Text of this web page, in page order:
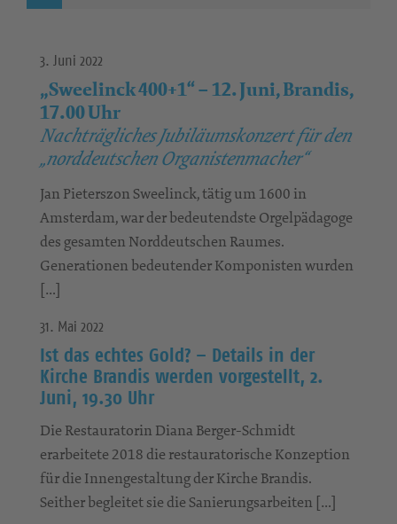
3. Juni 2022
„Sweelinck 400+1“ – 12. Juni, Brandis,
17.00 Uhr
Nachträgliches Jubiläumskonzert für den
„norddeutschen Organistenmacher“
Jan Pieterszon Sweelinck, tätig um 1600 in
Amsterdam, war der bedeutendste Orgelpädagoge
des gesamten Norddeutschen Raumes.
Generationen bedeutender Komponisten wurden
[…]
31. Mai 2022
Ist das echtes Gold? – Details in der
Kirche Brandis werden vorgestellt, 2.
Juni, 19.30 Uhr
Die Restauratorin Diana Berger-Schmidt
erarbeitete 2018 die restauratorische Konzeption
für die Innengestaltung der Kirche Brandis.
Seither begleitet sie die Sanierungsarbeiten […]